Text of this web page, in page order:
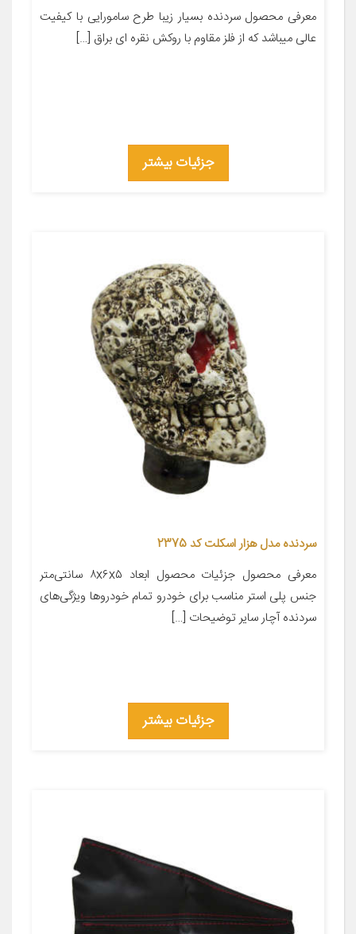
معرفی محصول سردنده بسیار زیبا طرح سامورایی با کیفیت
عالی میباشد که از فلز مقاوم با روکش نقره ای براق […]
جزئیات بیشتر
سردنده مدل هزار اسکلت کد 2375
معرفی محصول جزئیات محصول ابعاد ۸x۶x۵ سانتی‌متر
جنس پلی استر مناسب برای خودرو تمام خودروها ویژگی‌های
سردنده آچار سایر توضیحات […]
جزئیات بیشتر